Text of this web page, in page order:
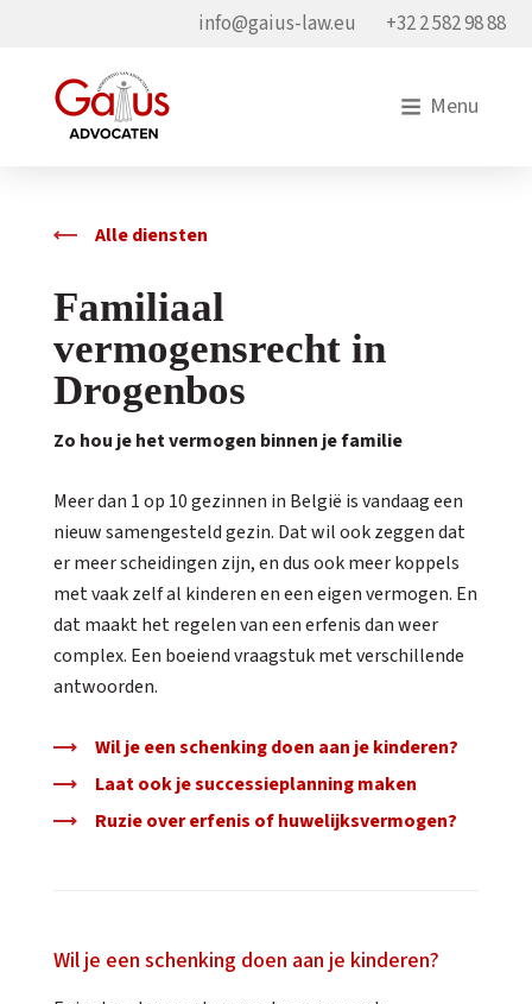
+32 2 582 98 88
info@gaius-law.eu
Menu
Alle diensten
Familiaal
vermogensrecht in
Drogenbos
Zo hou je het vermogen binnen je familie
Meer dan 1 op 10 gezinnen in België is vandaag een
nieuw samengesteld gezin. Dat wil ook zeggen dat
er meer scheidingen zijn, en dus ook meer koppels
met vaak zelf al kinderen en een eigen vermogen. En
dat maakt het regelen van een erfenis dan weer
complex. Een boeiend vraagstuk met verschillende
antwoorden.
Wil je een schenking doen aan je kinderen?
Laat ook je successieplanning maken
Ruzie over erfenis of huwelijksvermogen?
Wil je een schenking doen aan je kinderen?